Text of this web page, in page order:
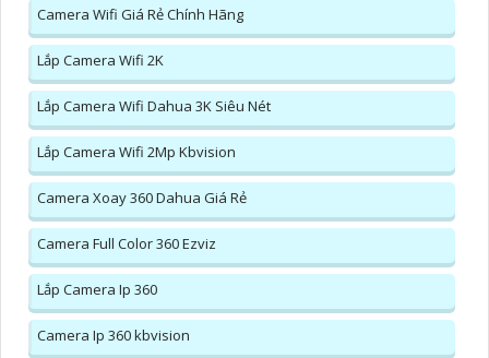
Camera Wifi Giá Rẻ Chính Hãng
Lắp Camera Wifi 2K
Lắp Camera Wifi Dahua 3K Siêu Nét
Lắp Camera Wifi 2Mp Kbvision
Camera Xoay 360 Dahua Giá Rẻ
Camera Full Color 360 Ezviz
Lắp Camera Ip 360
Camera Ip 360 kbvision